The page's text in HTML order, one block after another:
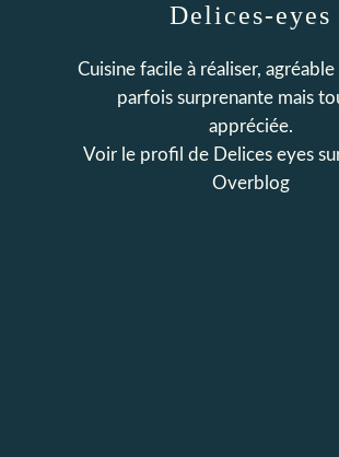
Delices-eyes
Cuisine facile à réaliser, agréable
parfois surprenante mais
appréciée.
Voir le profil de Delices eyes
Overblog